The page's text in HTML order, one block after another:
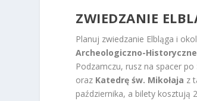
ZWIEDZANIE
Planuj zwiedzanie Elbląga i
Archeologiczno-
Podzamczu, rusz na spacer po
oraz Katedrę św. Mikołaja z
października, a bilety kosztują